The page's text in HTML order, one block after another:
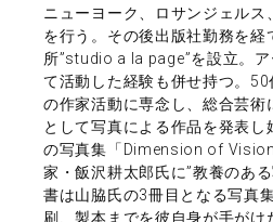
ニューヨーク、ロサンジェルス
を行う。その後出版社勤務を経
所”studio a la page”を設立。
て活動した経験も併せ持つ。
の作家活動に専念し、総合芸術
として写真による作品を発表
の写真集「Dimension of
家・飯沢耕太郎氏に”教養のあ
書は山脇氏の3冊目となる写真
刷、製本までを彼自身が手が